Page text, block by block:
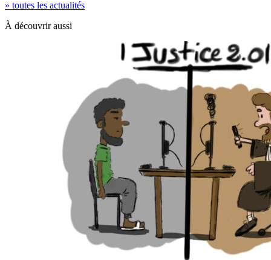
» toutes les actualités
À découvrir aussi